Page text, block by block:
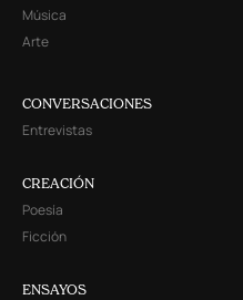
Música
Arte
CONVERSACIONES
Entrevistas
CREACIÓN
Poesía
Ficción
ENSAYOS